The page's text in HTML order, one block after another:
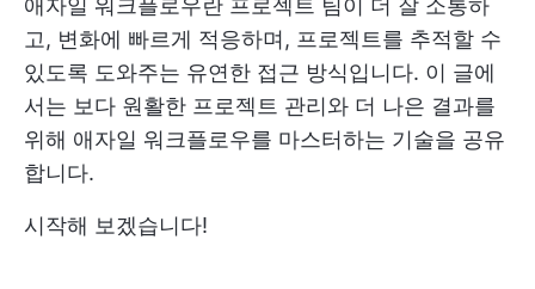
애자일 워크플로우란 프로젝트 팀이 더 잘 소통하
고, 변화에 빠르게 적응하며, 프로젝트를 추적할 수
있도록 도와주는 유연한 접근 방식입니다. 이 글에
서는 보다 원활한 프로젝트 관리와 더 나은 결과를
위해 애자일 워크플로우를 마스터하는 기술을 공유
합니다.
시작해 보겠습니다!